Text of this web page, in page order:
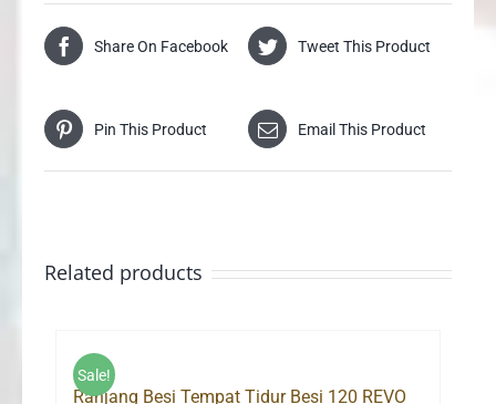
Share On Facebook Tweet This Product
Pin This Product Email This Product
Related products
Sale!
Ranjang Besi Tempat Tidur Besi 120 REVO